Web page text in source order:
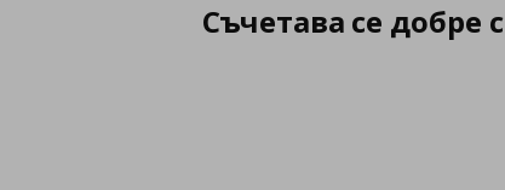
Съчетава се добре с